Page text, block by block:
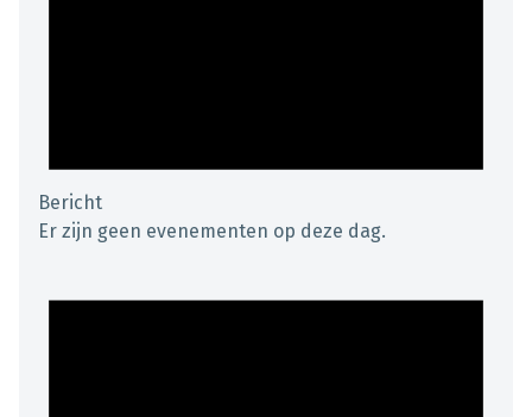
Bericht
Er zijn geen evenementen op deze dag.